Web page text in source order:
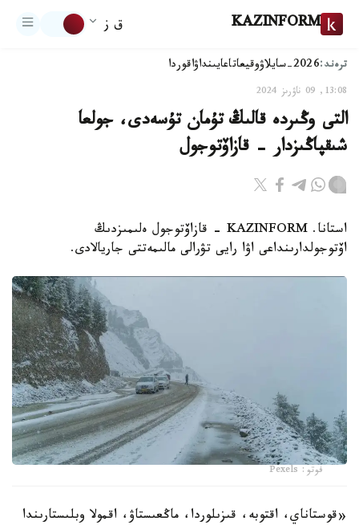
KAZINFORM ق ز
ترەند:2026-سايلاۋ وقيعاتاعايىنداۋاقوردا
13:08, 09 ناۋرىز 2024
التى وڭىردە قالىڭ تۇمان تۇسەدى، جولعا
شىقپاڭىزدار - قازاۆتوجول
استانا. KAZINFORM - قازاۆتوجول ەلىمىزدىڭ
اۆتوجولدارىنداعى اۋا رايى تۋرالى مالىمەتتى جاريالادى.
فوتو: Pexels
«قوستاناي، اقتوبە، قىزىلوردا، ماڭعىستاۋ، اقمولا وبلىستارىندا